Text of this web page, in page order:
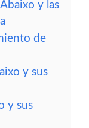
y las
de
y sus
y sus